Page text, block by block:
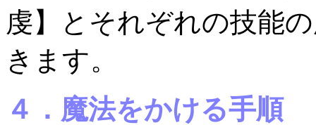
虔】とそれぞれの技能
きます。
４．魔法をかける手順